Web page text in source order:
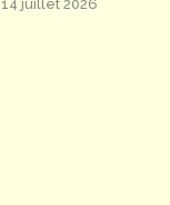
14 juillet 2026